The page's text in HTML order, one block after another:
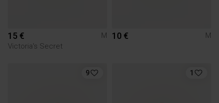
15 €
M
Victoria's Secret
10 € M
9 1